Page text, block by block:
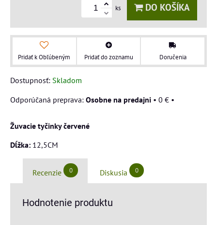
ks DO KOŠÍKA
Pridať k Obľúbeným Pridať do zoznamu Doručenia
Dostupnosť: Skladom
Osobne na predajni • 0 € •
Žuvacie tyčinky červené
Dĺžka: 12,5CM
Recenzie 0 Diskusia 0
Hodnotenie produktu